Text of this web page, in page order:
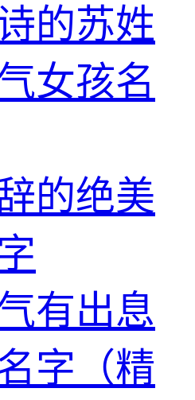
的苏姓
女孩名
的绝美
有出息
字（精